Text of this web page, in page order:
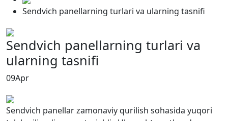
Sendvich panellarning turlari va ularning tasnifi
Sendvich panellarning turlari va
ularning tasnifi
09Apr
Sendvich panellar zamonaviy qurilish sohasida yuqori